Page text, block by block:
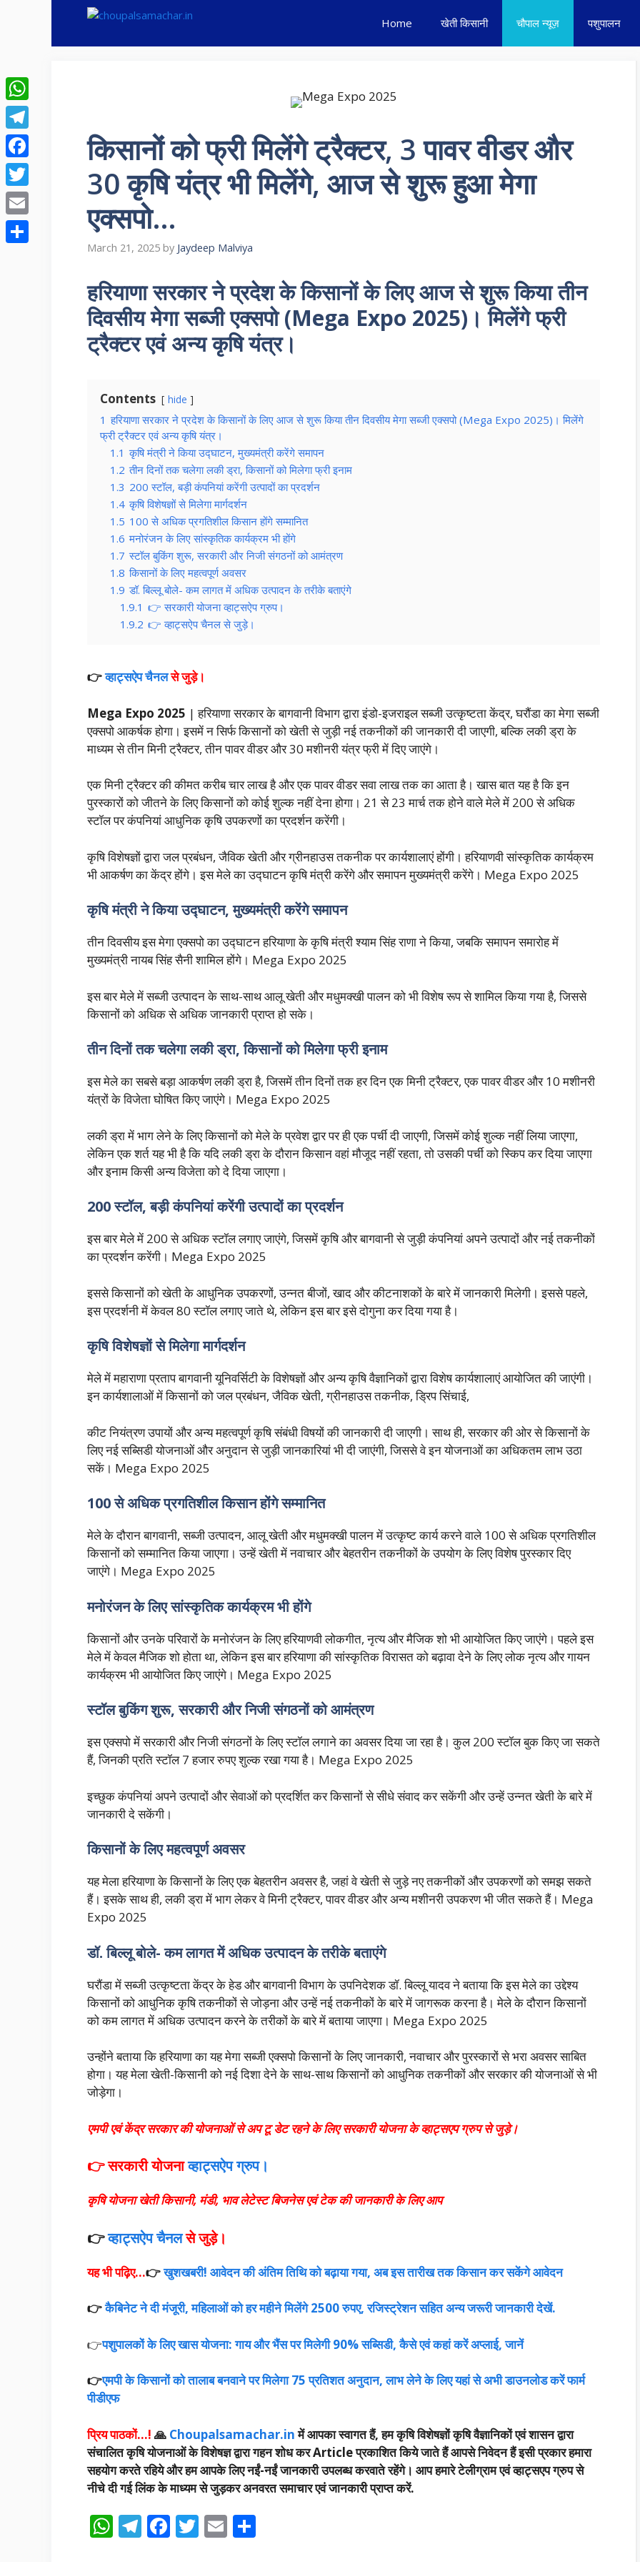
Home खेती किसानी चौपाल न्यूज़ पशुपालन
किसानों को फ्री मिलेंगे ट्रैक्टर, 3 पावर वीडर और
30 कृषि यंत्र भी मिलेंगे, आज से शुरू हुआ मेगा
एक्सपो…
March 21, 2025 by Jaydeep Malviya
हरियाणा सरकार ने प्रदेश के किसानों के लिए आज से शुरू किया तीन
दिवसीय मेगा सब्जी एक्सपो (Mega Expo 2025)। मिलेंगे फ्री
ट्रैक्टर एवं अन्य कृषि यंत्र।
Contents hide
1 हरियाणा सरकार ने प्रदेश के किसानों के लिए आज से शुरू किया तीन दिवसीय मेगा सब्जी एक्सपो (Mega Expo 2025)। मिलेंगे
फ्री ट्रैक्टर एवं अन्य कृषि यंत्र।
1.1 कृषि मंत्री ने किया उद्घाटन, मुख्यमंत्री करेंगे समापन
1.2 तीन दिनों तक चलेगा लकी ड्रा, किसानों को मिलेगा फ्री इनाम
1.3 200 स्टॉल, बड़ी कंपनियां करेंगी उत्पादों का प्रदर्शन
1.4 कृषि विशेषज्ञों से मिलेगा मार्गदर्शन
1.5 100 से अधिक प्रगतिशील किसान होंगे सम्मानित
1.6 मनोरंजन के लिए सांस्कृतिक कार्यक्रम भी होंगे
1.7 स्टॉल बुकिंग शुरू, सरकारी और निजी संगठनों को आमंत्रण
1.8 किसानों के लिए महत्वपूर्ण अवसर
1.9 डॉ. बिल्लू बोले- कम लागत में अधिक उत्पादन के तरीके बताएंगे
1.9.1 👉 सरकारी योजना व्हाट्सऐप ग्रुप।
1.9.2 👉 व्हाट्सऐप चैनल से जुड़े।
👉व्हाट्सऐप चैनलसे जुड़े।
Mega Expo 2025 | हरियाणा सरकार के बागवानी विभाग द्वारा इंडो-इजराइल सब्जी उत्कृष्टता केंद्र, घरौंडा का मेगा सब्जी
एक्सपो आकर्षक होगा। इसमें न सिर्फ किसानों को खेती से जुड़ी नई तकनीकों की जानकारी दी जाएगी, बल्कि लकी ड्रा के
माध्यम से तीन मिनी ट्रैक्टर, तीन पावर वीडर और 30 मशीनरी यंत्र फ्री में दिए जाएंगे।
एक मिनी ट्रैक्टर की कीमत करीब चार लाख है और एक पावर वीडर सवा लाख तक का आता है। खास बात यह है कि इन
पुरस्कारों को जीतने के लिए किसानों को कोई शुल्क नहीं देना होगा। 21 से 23 मार्च तक होने वाले मेले में 200 से अधिक
स्टॉल पर कंपनियां आधुनिक कृषि उपकरणों का प्रदर्शन करेंगी।
कृषि विशेषज्ञों द्वारा जल प्रबंधन, जैविक खेती और ग्रीनहाउस तकनीक पर कार्यशालाएं होंगी। हरियाणवी सांस्कृतिक कार्यक्रम
भी आकर्षण का केंद्र होंगे। इस मेले का उद्घाटन कृषि मंत्री करेंगे और समापन मुख्यमंत्री करेंगे। Mega Expo 2025
कृषि मंत्री ने किया उद्घाटन, मुख्यमंत्री करेंगे समापन
तीन दिवसीय इस मेगा एक्सपो का उद्घाटन हरियाणा के कृषि मंत्री श्याम सिंह राणा ने किया, जबकि समापन समारोह में
मुख्यमंत्री नायब सिंह सैनी शामिल होंगे। Mega Expo 2025
इस बार मेले में सब्जी उत्पादन के साथ-साथ आलू खेती और मधुमक्खी पालन को भी विशेष रूप से शामिल किया गया है, जिससे
किसानों को अधिक से अधिक जानकारी प्राप्त हो सके।
तीन दिनों तक चलेगा लकी ड्रा, किसानों को मिलेगा फ्री इनाम
इस मेले का सबसे बड़ा आकर्षण लकी ड्रा है, जिसमें तीन दिनों तक हर दिन एक मिनी ट्रैक्टर, एक पावर वीडर और 10 मशीनरी
यंत्रों के विजेता घोषित किए जाएंगे। Mega Expo 2025
लकी ड्रा में भाग लेने के लिए किसानों को मेले के प्रवेश द्वार पर ही एक पर्ची दी जाएगी, जिसमें कोई शुल्क नहीं लिया जाएगा,
लेकिन एक शर्त यह भी है कि यदि लकी ड्रा के दौरान किसान वहां मौजूद नहीं रहता, तो उसकी पर्ची को स्किप कर दिया जाएगा
और इनाम किसी अन्य विजेता को दे दिया जाएगा।
200 स्टॉल, बड़ी कंपनियां करेंगी उत्पादों का प्रदर्शन
इस बार मेले में 200 से अधिक स्टॉल लगाए जाएंगे, जिसमें कृषि और बागवानी से जुड़ी कंपनियां अपने उत्पादों और नई तकनीकों
का प्रदर्शन करेंगी। Mega Expo 2025
इससे किसानों को खेती के आधुनिक उपकरणों, उन्नत बीजों, खाद और कीटनाशकों के बारे में जानकारी मिलेगी। इससे पहले,
इस प्रदर्शनी में केवल 80 स्टॉल लगाए जाते थे, लेकिन इस बार इसे दोगुना कर दिया गया है।
कृषि विशेषज्ञों से मिलेगा मार्गदर्शन
मेले में महाराणा प्रताप बागवानी यूनिवर्सिटी के विशेषज्ञों और अन्य कृषि वैज्ञानिकों द्वारा विशेष कार्यशालाएं आयोजित की जाएंगी।
इन कार्यशालाओं में किसानों को जल प्रबंधन, जैविक खेती, ग्रीनहाउस तकनीक, ड्रिप सिंचाई,
कीट नियंत्रण उपायों और अन्य महत्वपूर्ण कृषि संबंधी विषयों की जानकारी दी जाएगी। साथ ही, सरकार की ओर से किसानों के
लिए नई सब्सिडी योजनाओं और अनुदान से जुड़ी जानकारियां भी दी जाएंगी, जिससे वे इन योजनाओं का अधिकतम लाभ उठा
सकें। Mega Expo 2025
100 से अधिक प्रगतिशील किसान होंगे सम्मानित
मेले के दौरान बागवानी, सब्जी उत्पादन, आलू खेती और मधुमक्खी पालन में उत्कृष्ट कार्य करने वाले 100 से अधिक प्रगतिशील
किसानों को सम्मानित किया जाएगा। उन्हें खेती में नवाचार और बेहतरीन तकनीकों के उपयोग के लिए विशेष पुरस्कार दिए
जाएंगे। Mega Expo 2025
मनोरंजन के लिए सांस्कृतिक कार्यक्रम भी होंगे
किसानों और उनके परिवारों के मनोरंजन के लिए हरियाणवी लोकगीत, नृत्य और मैजिक शो भी आयोजित किए जाएंगे। पहले इस
मेले में केवल मैजिक शो होता था, लेकिन इस बार हरियाणा की सांस्कृतिक विरासत को बढ़ावा देने के लिए लोक नृत्य और गायन
कार्यक्रम भी आयोजित किए जाएंगे। Mega Expo 2025
स्टॉल बुकिंग शुरू, सरकारी और निजी संगठनों को आमंत्रण
इस एक्सपो में सरकारी और निजी संगठनों के लिए स्टॉल लगाने का अवसर दिया जा रहा है। कुल 200 स्टॉल बुक किए जा सकते
हैं, जिनकी प्रति स्टॉल 7 हजार रुपए शुल्क रखा गया है। Mega Expo 2025
इच्छुक कंपनियां अपने उत्पादों और सेवाओं को प्रदर्शित कर किसानों से सीधे संवाद कर सकेंगी और उन्हें उन्नत खेती के बारे में
जानकारी दे सकेंगी।
किसानों के लिए महत्वपूर्ण अवसर
यह मेला हरियाणा के किसानों के लिए एक बेहतरीन अवसर है, जहां वे खेती से जुड़े नए तकनीकों और उपकरणों को समझ सकते
हैं। इसके साथ ही, लकी ड्रा में भाग लेकर वे मिनी ट्रैक्टर, पावर वीडर और अन्य मशीनरी उपकरण भी जीत सकते हैं। Mega
Expo 2025
डॉ. बिल्लू बोले- कम लागत में अधिक उत्पादन के तरीके बताएंगे
घरौंडा में सब्जी उत्कृष्टता केंद्र के हेड और बागवानी विभाग के उपनिदेशक डॉ. बिल्लू यादव ने बताया कि इस मेले का उद्देश्य
किसानों को आधुनिक कृषि तकनीकों से जोड़ना और उन्हें नई तकनीकों के बारे में जागरूक करना है। मेले के दौरान किसानों
को कम लागत में अधिक उत्पादन करने के तरीकों के बारे में बताया जाएगा। Mega Expo 2025
उन्होंने बताया कि हरियाणा का यह मेगा सब्जी एक्सपो किसानों के लिए जानकारी, नवाचार और पुरस्कारों से भरा अवसर साबित
होगा। यह मेला खेती-किसानी को नई दिशा देने के साथ-साथ किसानों को आधुनिक तकनीकों और सरकार की योजनाओं से भी
जोड़ेगा।
एमपी एवं केंद्र सरकार की योजनाओं से अप टू डेट रहने के लिए सरकारी योजना के व्हाट्सएप ग्रुप से जुड़े।
👉 सरकारी योजनाव्हाट्सऐप ग्रुप।
कृषि योजना खेती किसानी, मंडी, भाव लेटेस्ट बिजनेस एवं टेक की जानकारी के लिए आप
👉व्हाट्सऐप चैनलसे जुड़े।
यह भी पढ़िए…👉खुशखबरी! आवेदन की अंतिम तिथि को बढ़ाया गया, अब इस तारीख तक किसान कर सकेंगे आवेदन
👉कैबिनेट ने दी मंजूरी, महिलाओं को हर महीने मिलेंगे 2500 रुपए, रजिस्ट्रेशन सहित अन्य जरूरी जानकारी देखें.
👉पशुपालकों के लिए खास योजना: गाय और भैंस पर मिलेगी 90% सब्सिडी, कैसे एवं कहां करें अप्लाई, जानें
👉एमपी के किसानों को तालाब बनवाने पर मिलेगा 75 प्रतिशत अनुदान, लाभ लेने के लिए यहां से अभी डाउनलोड करें फार्म
पीडीएफ
प्रिय पाठकों…! 🙏 Choupalsamachar.inमें आपका स्वागत हैं, हम कृषि विशेषज्ञों कृषि वैज्ञानिकों एवं शासन द्वारा
संचालित कृषि योजनाओं के विशेषज्ञ द्वारा गहन शोध कर Article प्रकाशित किये जाते हैं आपसे निवेदन हैं इसी प्रकार हमारा
सहयोग करते रहिये और हम आपके लिए नईं-नईं जानकारी उपलब्ध करवाते रहेंगे। आप हमारे टेलीग्राम एवं व्हाट्सएप ग्रुप से
नीचे दी गई लिंक के माध्यम से जुड़कर अनवरत समाचार एवं जानकारी प्राप्त करें.
W T F T E
WhatsApp
Telegram
Facebook
Twitter
Email